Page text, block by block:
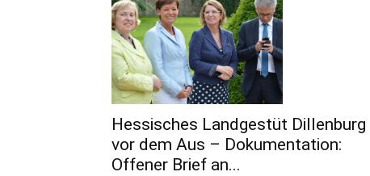
Hessisches Landgestüt Dillenburg
vor dem Aus – Dokumentation:
Offener Brief an...